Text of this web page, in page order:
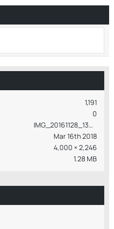
1,191
0
IMG_20161128_130907.jpg
Mar 16th 2018
4,000 × 2,246
1.28 MB